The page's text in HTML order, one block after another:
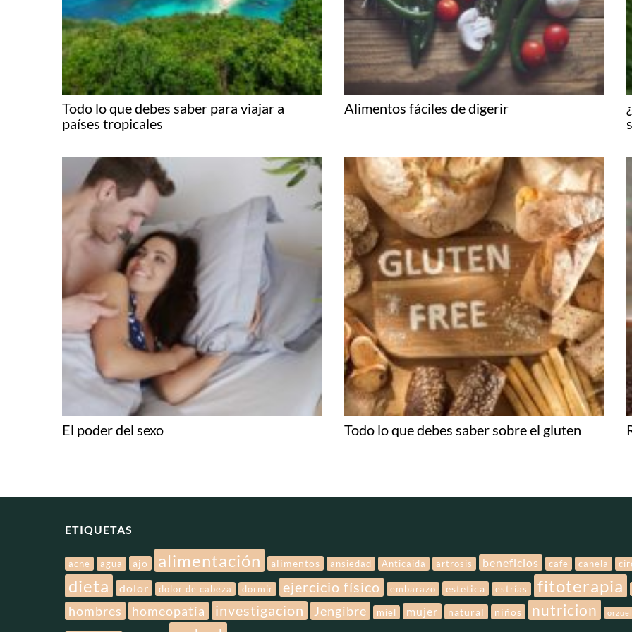
Todo lo que debes saber para viajar a
países tropicales
Alimentos fáciles de digerir
El poder del sexo Todo lo que debes saber sobre el gluten
ETIQUETAS
acne agua ajo alimentación alimentos ansiedad Anticaida artrosis beneficios cafe canela
dieta dolor dolor de cabeza dormir ejercicio físico embarazo estetica estrías fitoterapia
hombres homeopatía investigacion Jengibre miel mujer natural niños nutricion